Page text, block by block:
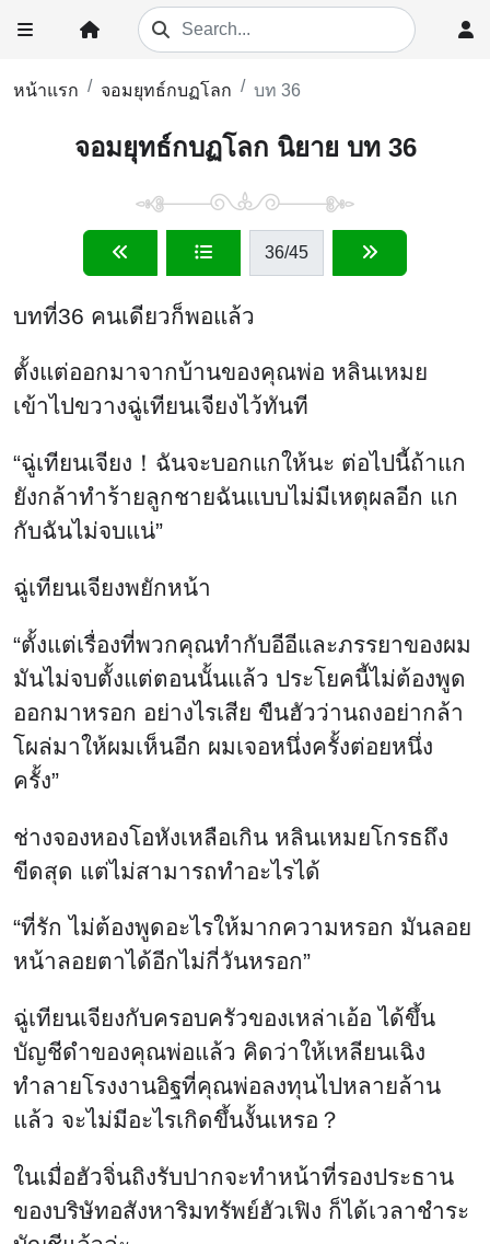
หน้าแรก จอมยุทธ์กบฏโลก บท 36
จอมยุทธ์กบฏโลก นิยาย บท 36
36/45
บทที่36 คนเดียวก็พอแล้ว
ตั้งแต่ออกมาจากบ้านของคุณพ่อ หลินเหมย
เข้าไปขวางฉู่เทียนเจียงไว้ทันที
“ฉู่เทียนเจียง！ฉันจะบอกแกให้นะ ต่อไปนี้ถ้าแก
ยังกล้าทำร้ายลูกชายฉันแบบไม่มีเหตุผลอีก แก
กับฉันไม่จบแน่”
ฉู่เทียนเจียงพยักหน้า
“ตั้งแต่เรื่องที่พวกคุณทำกับอีอีและภรรยาของผม
มันไม่จบตั้งแต่ตอนนั้นแล้ว ประโยคนี้ไม่ต้องพูด
ออกมาหรอก อย่างไรเสีย ขืนฮัวว่านถงอย่ากล้า
โผล่มาให้ผมเห็นอีก ผมเจอหนึ่งครั้งต่อยหนึ่ง
ครั้ง”
ช่างจองหองโอหังเหลือเกิน หลินเหมยโกรธถึง
ขีดสุด แต่ไม่สามารถทำอะไรได้
“ที่รัก ไม่ต้องพูดอะไรให้มากความหรอก มันลอย
หน้าลอยตาได้อีกไม่กี่วันหรอก”
ฉู่เทียนเจียงกับครอบครัวของเหล่าเอ้อ ได้ขึ้น
บัญชีดำของคุณพ่อแล้ว คิดว่าให้เหลียนเฉิง
ทำลายโรงงานอิฐที่คุณพ่อลงทุนไปหลายล้าน
แล้ว จะไม่มีอะไรเกิดขึ้นงั้นเหรอ？
ในเมื่อฮัวจิ่นถิงรับปากจะทำหน้าที่รองประธาน
ของบริษัทอสังหาริมทรัพย์ฮัวเฟิง ก็ได้เวลาชำระ